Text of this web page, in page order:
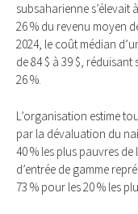
subsaharienne s’élevait
26 % du revenu moyen
2024, le coût médian
de 84 $ à 39 $,
26 %.
L’organisation estime
par la dévaluation du
40 % les plus pauvres
d’entrée de gamme
73 % pour les 20 % les